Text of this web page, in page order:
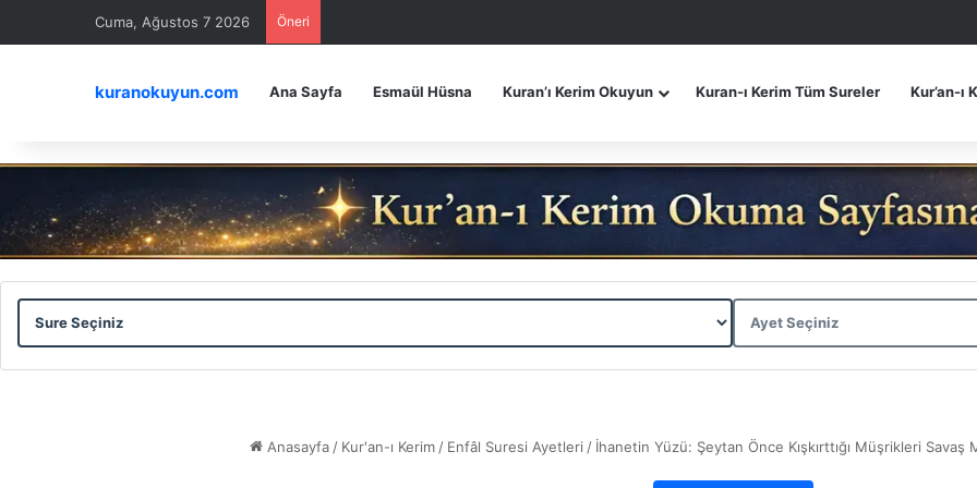
Cuma, Ağustos 7 2026 Öneri
kuranokuyun.com Ana Sayfa Esmaül Hüsna Kuran’ı Kerim Okuyun Kuran-ı Kerim Tüm Sureler Kur’an-ı
Anasayfa / Kur'an-ı Kerim / Enfâl Suresi Ayetleri / İhanetin Yüzü: Şeytan Önce Kışkırttığı Müşrikleri Savaş